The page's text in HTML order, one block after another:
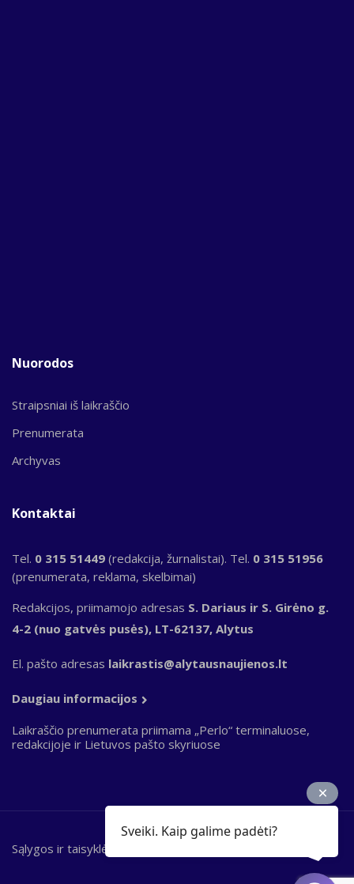
Nuorodos
Straipsniai iš laikraščio
Prenumerata
Archyvas
Kontaktai
Tel. 0 315 51449 (redakcija, žurnalistai). Tel. 0 315 51956
(prenumerata, reklama, skelbimai)
Redakcijos, priimamojo adresas S. Dariaus ir S. Girėno g.
4-2 (nuo gatvės pusės), LT-62137, Alytus
El. pašto adresas laikrastis@alytausnaujienos.lt
Daugiau informacijos
Laikraščio prenumerata priimama „Perlo“ terminaluose,
redakcijoje ir Lietuvos pašto skyriuose
Bottom
Sąlygos ir taisyklės
Sveiki. Kaip galime padėti?